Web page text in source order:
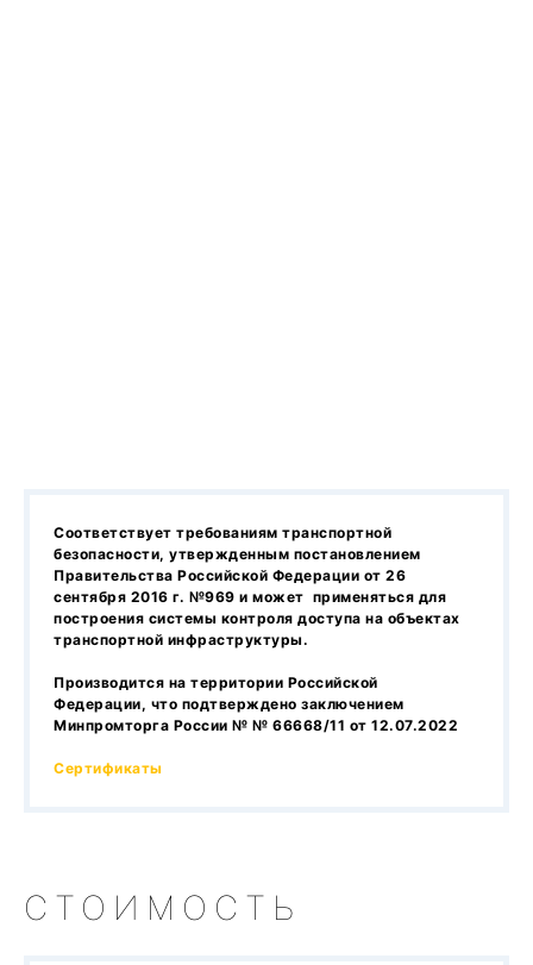
Соответствует требованиям транспортной
безопасности, утвержденным постановлением
Правительства Российской Федерации от 26
сентября 2016 г. №969 и может применяться для
построения системы контроля доступа на объектах
транспортной инфраструктуры.
Производится на территории Российской
Федерации, что подтверждено заключением
Минпромторга России № № 66668/11 от 12.07.2022
Сертификаты
СТОИМОСТЬ